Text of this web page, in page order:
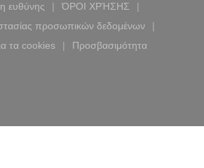
ευθύνης
((ανοίγει σε νέο παράθυρο))
ΌΡΟΙ ΧΡΉΣΗΣ
((ανοίγει σε νέο
προσωπικών δεδομένων
((ανοίγει σε νέο παράθυρο))
τα cookies
((ανοίγει σε νέο παράθυρο))
Προσβασιμότητα
((ανοίγει σε νέο